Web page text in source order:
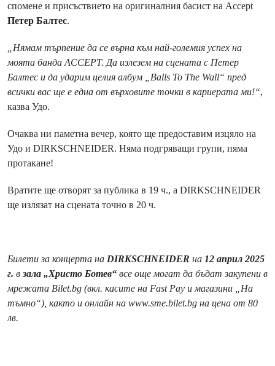
спомене и присъствието на оригиналния басист на Accept
Петер Балтес.
„Нямам търпение да се върна към най-големия успех на
моята банда ACCEPT. Да излезем на сцената с Петер
Балтес и да ударим целия албум „Balls To The Wall“ пред
всички вас ще е една от върховите точки в кариерата ми!“,
казва Удо.
Очаква ни паметна вечер, която ще предоставим изцяло на
Удо и DIRKSCHNEIDER. Няма подгряващи групи, няма
протакане!
Вратите ще отворят за публика в 19 ч., а DIRKSCHNEIDER
ще излязат на сцената точно в 20 ч.
Билети за концерта на DIRKSCHNEIDER на 12 април 2025
г. в зала „Христо Ботев“ все още могат да бъдат закупени в
мрежата Bilet.bg (вкл. касите на Fast Pay и магазини „На
тъмно“), както и онлайн на www.sme.bilet.bg на цена от 80
лв.